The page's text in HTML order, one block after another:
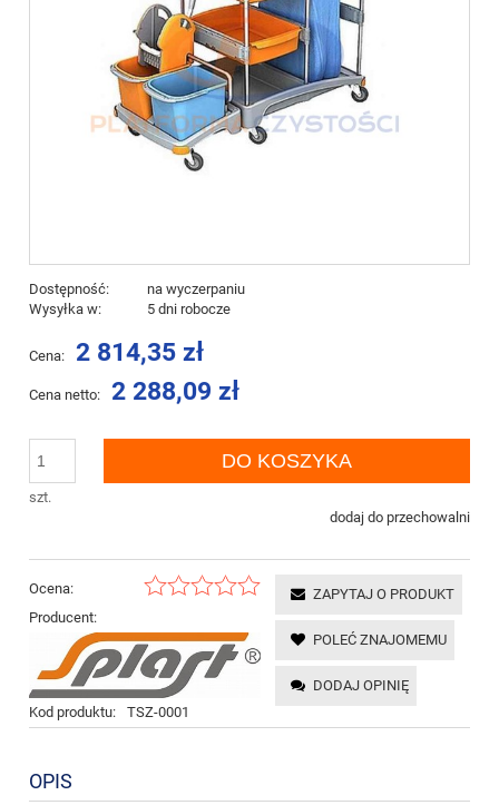
Dostępność:
na wyczerpaniu
Wysyłka w:
5 dni robocze
Cena: 2 814,35 zł
Cena netto: 2 288,09 zł
szt.
DO KOSZYKA
dodaj do przechowalni
Ocena:
Producent:
Kod produktu: TSZ-0001
ZAPYTAJ O PRODUKT
POLEĆ ZNAJOMEMU
DODAJ OPINIĘ
OPIS